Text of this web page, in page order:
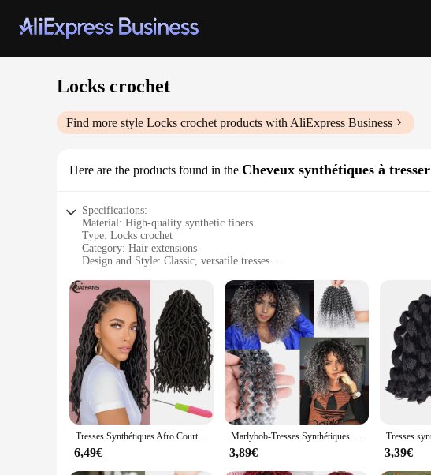
Locks crochet
Find more style Locks crochet products with AliExpress Business
Here are the products found in the Cheveux synthétiques à
Specifications:
Material: High-quality synthetic fibers
Type: Locks crochet
Category: Hair extensions
Design and Style: Classic, versatile tresses
Performance and Property: Durable, easy to maintain
Parts and Accessories: Includes crochet hooks and locking pliers
Features:
**Effortless Styling for Every Occasion**
Discover the ease and elegance of the Locks crochet Cheveux synthétiques
natural look and feel, blending seamlessly with your own hair. The classic
events. The locks crochet's durability ensures that your style remains
**Adaptable and Convenient for Everyone**
The Locks crochet set is not just about the product; it's about the
pliers, making it an all-in-one solution for your hair styling needs. The locks
Tresses Synthétiques Afro Courtes au Crochet, Fausses Mèches Douces, 14 Pouces, Racines Pré-Bouclées
6,49€
Marlybob-Tresses Synthétiques au Crochet de 8 Pouces, Extension Capillaire Crépue Bouclée avec Faux Serrures
3,89€ 3,39€